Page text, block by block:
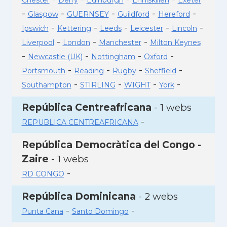
- Glasgow- GUERNSEY- Guildford - Hereford -
Ipswich - Kettering - Leeds- Leicester- Lincoln -
Liverpool - London - Manchester- Milton Keynes
- Newcastle (UK) - Nottingham - Oxford -
Portsmouth - Reading - Rugby- Sheffield -
Southampton - STIRLING - WIGHT- York-
República Centreafricana - 1 webs
REPUBLICA CENTREAFRICANA-
República Democràtica del Congo -
Zaire - 1 webs
RD CONGO -
República Dominicana - 2 webs
Punta Cana - Santo Domingo -